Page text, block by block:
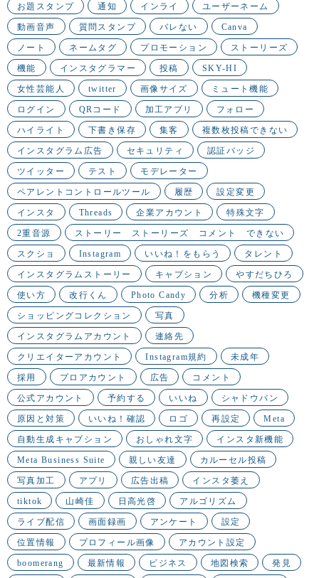
お題スタンプ 通知 インライ ユーザーネーム
動画音声 質問スタンプ バレない Canva
ノート ネームタグ プロモーション ストーリーズ
機能 インスタグラマー 投稿 SKY-HI
女性芸能人 twitter 画像サイズ ミュート機能
ログイン QRコード 加工アプリ フォロー
ハイライト 下書き保存 集客 複数枚投稿できない
インスタグラム広告 セキュリティ 認証バッジ
ツイッター テスト モデレーター
ペアレントコントロールツール 履歴 設定変更
インスタ Threads 企業アカウント 特殊文字
2重音源 ストーリー ストーリーズ コメント できない
スクショ Instagram いいね！をもらう タレント
インスタグラムストーリー キャプション やすだちひろ
使い方 改行くん Photo Candy 分析 機種変更
ショッピングコレクション 写真
インスタグラムアカウント 連絡先
クリエイターアカウント Instagram規約 未成年
採用 プロアカウント 広告 コメント
公式アカウント 予約する いいね シャドウバン
原因と対策 いいね！確認 ロゴ 再設定 Meta
自動生成キャプション おしゃれ文字 インスタ新機能
Meta Business Suite 親しい友達 カルーセル投稿
写真加工 アプリ 広告出稿 インスタ萎え
tiktok 山崎佳 日高光啓 アルゴリズム
ライブ配信 画面録画 アンケート 設定
位置情報 プロフィール画像 アカウント設定
boomerang 最新情報 ビジネス 地図検索 発見